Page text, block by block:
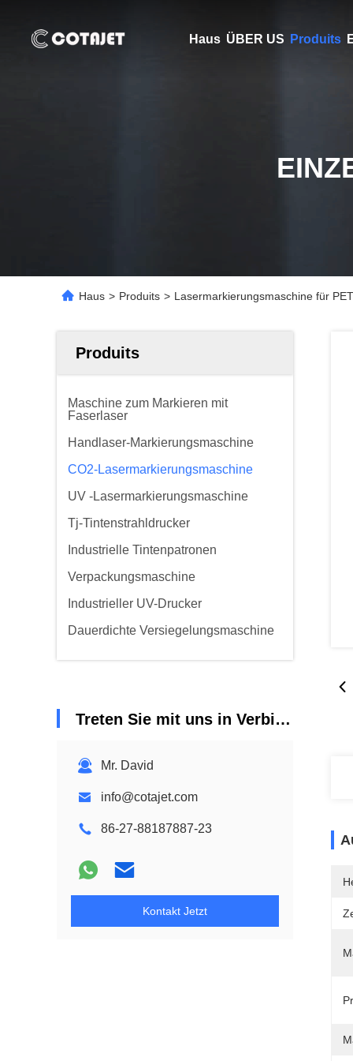
Haus ÜBER US Produits
Haus > Produits > Lasermarkierungsmaschine für
Produits
Maschine zum Markieren mit
Faserlaser
Handlaser-Markierungsmaschine
CO2-Lasermarkierungsmaschine
UV -Lasermarkierungsmaschine
Tj-Tintenstrahldrucker
Industrielle Tintenpatronen
Verpackungsmaschine
Industrieller UV-Drucker
Dauerdichte Versiegelungsmaschine
Treten Sie mit uns in Verbindung
Mr. David
info@cotajet.com
86-27-88187887-23
Kontakt Jetzt